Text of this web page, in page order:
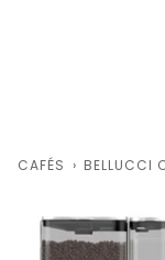
CAFÉS › BELLUCCI